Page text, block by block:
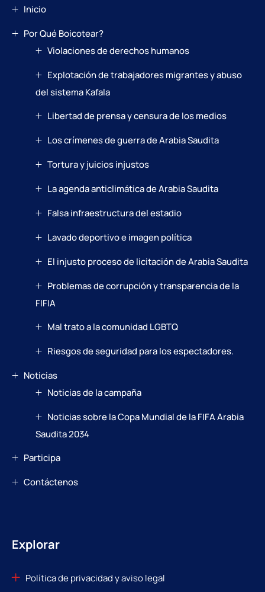
Inicio
Por Qué Boicotear?
Violaciones de derechos humanos
Explotación de trabajadores migrantes y abuso
del sistema Kafala
Libertad de prensa y censura de los medios
Los crímenes de guerra de Arabia Saudita
Tortura y juicios injustos
La agenda anticlimática de Arabia Saudita
Falsa infraestructura del estadio
Lavado deportivo e imagen política
El injusto proceso de licitación de Arabia Saudita
Problemas de corrupción y transparencia de la
FIFIA
Mal trato a la comunidad LGBTQ
Riesgos de seguridad para los espectadores.
Noticias
Noticias de la campaña
Noticias sobre la Copa Mundial de la FIFA Arabia
Saudita 2034
Participa
Contáctenos
Explorar
Política de privacidad y aviso legal